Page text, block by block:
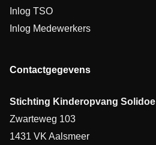
Inlog TSO
Inlog Medewerkers
Contactgegevens
Stichting Kinderopvang Solidoe
Zwarteweg 103
1431 VK Aalsmeer